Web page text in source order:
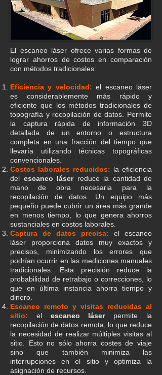
El escaneo láser ofrece varias formas de
lograr ahorros de costos en comparación
con métodos tradicionales:​
Eficiencia y velocidad: el escaneo láser
es considerablemente más rápido y
eficiente que los métodos tradicionales de
topografía y recopilación de datos. Permite
la captura rápida de información 3D
detallada de un entorno o estructura
completa en una fracción del tiempo que
llevaría utilizando técnicas topográficas
convencionales.
Costos laborales reducidos: la eficiencia
del escaneo láserreduce la cantidad de
mano de obra necesaria para la
recopilación de datos. Un equipo más
pequeño puede cubrir un área más grande
en menos tiempo, lo que genera ahorros
sustanciales en costos laborales.
Captura de datos precisa: el escaneo
láser proporciona datos muy exactos y
precisos, minimizando los errores que
podrían ocurrir en las mediciones manuales
tradicionales. Esta precisión reduce la
probabilidad de retrabajo o correcciones, lo
que en última instancia ahorra tiempo y
dinero.
Escaneo remoto y visitas reducidas al
sitio: el escaneo láserpermite la
recopilación de datos remota, lo que reduce
la necesidad de realizar múltiples visitas al
sitio. Esto no sólo ahorra costes de viaje
sino que también minimiza las
interrupciones en el sitio y optimiza la
asignación de recursos.